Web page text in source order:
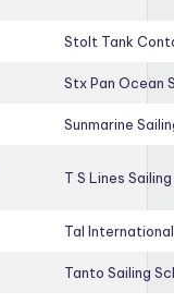
Stolt Tank
Stx Pan Ocean
Sunmarine
T S Lines
Tal
Tanto Sailing